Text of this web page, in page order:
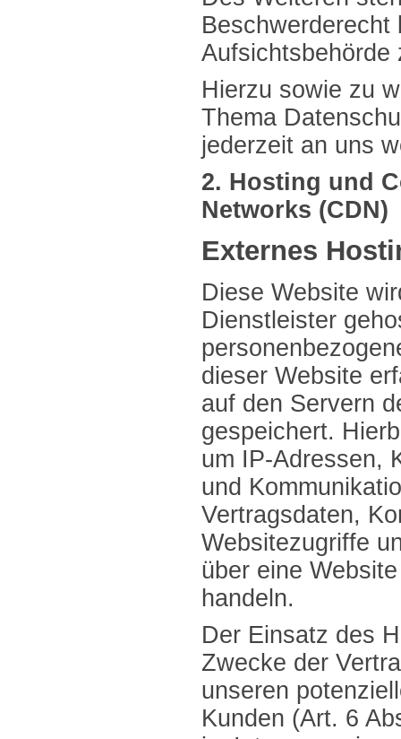
Beschwerderecht
Aufsichtsbehörde
Hierzu sowie zu
Thema
jederzeit an uns
2. Hosting und
Networks (CDN)
Externes
Diese Website
Dienstleister
dieser Website
auf den Servern
gespeichert.
um IP-Adressen,
und
Vertragsdaten,
Websitezugriffe
über eine
handeln.
Der Einsatz des
Zwecke der
unseren
Kunden (Art. 6